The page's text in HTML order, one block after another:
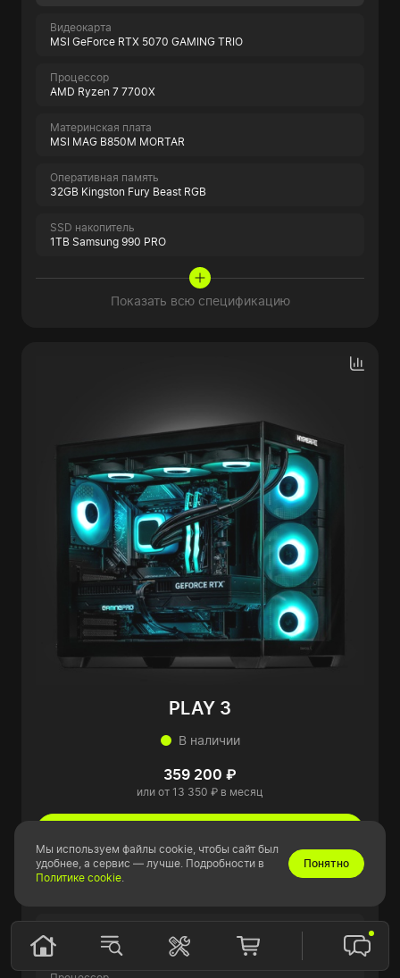
Видеокарта
MSI GeForce RTX 5070 GAMING TRIO
Процессор
AMD Ryzen 7 7700X
Материнская плата
MSI MAG B850M MORTAR
Оперативная память
32GB Kingston Fury Beast RGB
SSD накопитель
1TB Samsung 990 PRO
Показать всю спецификацию
PLAY 3
В наличии
359 200 ₽
или от 13 350 ₽ в месяц
GIGABYTE GeForce RTX 5070 Ti EAGLE SFF
Мы используем файлы cookie, чтобы сайт был
удобнее, а сервис — лучше. Подробности в
Политике cookie.
Понятно